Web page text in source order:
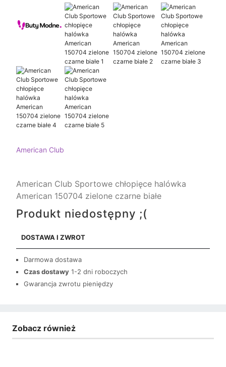
American Club
American Club Sportowe chłopięce halówka
American 150704 zielone czarne białe
Produkt niedostępny ;(
DOSTAWA I ZWROT
Darmowa dostawa
Czas dostawy 1-2 dni roboczych
Gwarancja zwrotu pieniędzy
Zobacz również